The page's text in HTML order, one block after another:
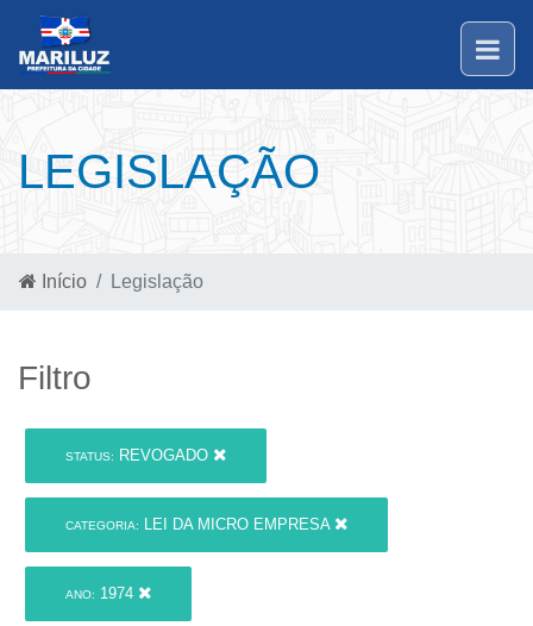
LEGISLAÇÃO
Início Legislação
Filtro
STATUS: REVOGADO
CATEGORIA: LEI DA MICRO EMPRESA
ANO: 1974